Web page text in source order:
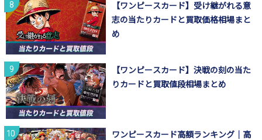
【ワンピースカード】受け継がれる意
志の当たりカードと買取価格相場まと
め
【ワンピースカード】決戦の刻の当た
りカードと買取値段相場まとめ
ワンピースカード高額ランキング｜高